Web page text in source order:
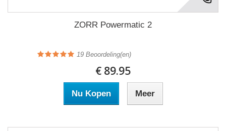
ZORR Powermatic 2
19 Beoordeling(en)
€ 89.95
Nu Kopen Meer